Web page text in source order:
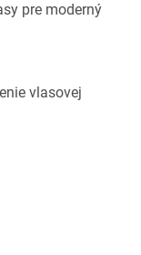
pre moderný
vlasovej